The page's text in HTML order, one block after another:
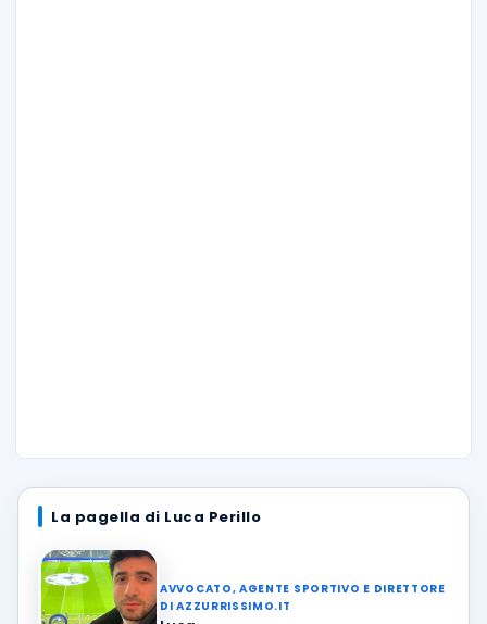
La pagella di Luca Perillo
AVVOCATO, AGENTE SPORTIVO E DIRETTORE
DI AZZURRISSIMO.IT